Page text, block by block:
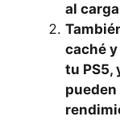
al
‍caché
tu‍ PS5,